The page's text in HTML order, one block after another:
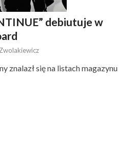
debiutuje w
znalazł się na listach magazynu